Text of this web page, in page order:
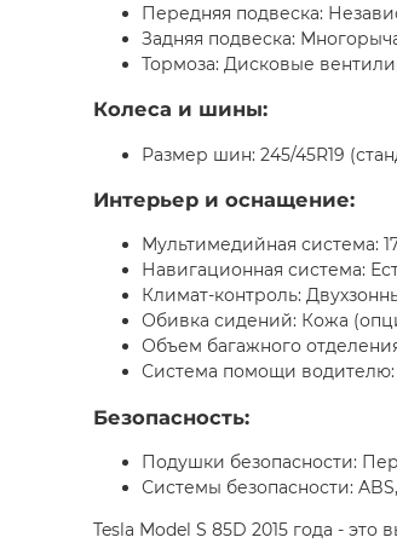
Передняя подвеска:
Задняя подвеска:
Тормоза: Дисковые
Колеса и шины:
Размер шин: 245/45R19
Интерьер и оснащение:
Мультимедийная система:
Навигационная система:
Климат-контроль:
Обивка сидений: Кожа
Объем багажного
Система помощи водителю:
Безопасность:
Подушки безопасности:
Системы безопасности:
Tesla Model S 85D 2015 года -